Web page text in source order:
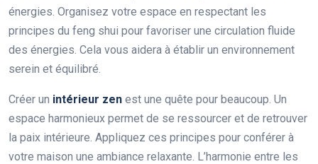
énergies. Organisez votre espace en respectant les
principes du feng shui pour favoriser une circulation fluide
des énergies. Cela vous aidera à établir un environnement
serein et équilibré.
Créer un intérieur zen est une quête pour beaucoup. Un
espace harmonieux permet de se ressourcer et de retrouver
la paix intérieure. Appliquez ces principes pour conférer à
votre maison une ambiance relaxante. L’harmonie entre les